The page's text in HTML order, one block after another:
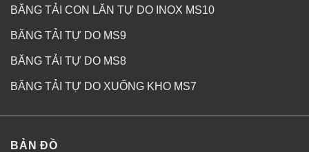
BĂNG TẢI CON LĂN TỰ DO INOX MS10
BĂNG TẢI TỰ DO MS9
BĂNG TẢI TỰ DO MS8
BĂNG TẢI TỰ DO XUỐNG KHO MS7
BẢN ĐỒ